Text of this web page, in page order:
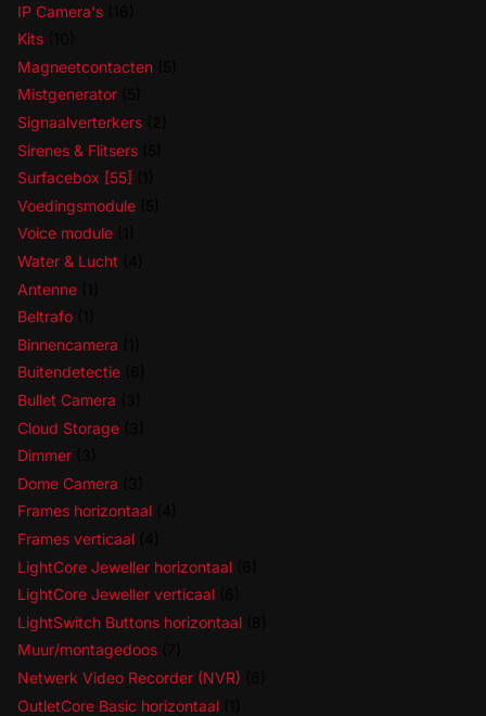
IP Camera's
Kits
Magneetcontacten
Mistgenerator
Signaalverterkers
Sirenes & Flitsers
Surfacebox [55]
Voedingsmodule
Voice module
Water & Lucht
Antenne
Beltrafo
Binnencamera
Buitendetectie
Bullet Camera
Cloud Storage
Dimmer
Dome Camera
Frames horizontaal
Frames verticaal
LightCore Jeweller horizontaal
LightCore Jeweller verticaal
LightSwitch Buttons horizontaal
Muur/montagedoos
Netwerk Video Recorder (NVR)
OutletCore Basic horizontaal